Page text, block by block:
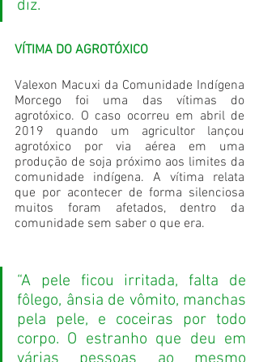
diz.
VÍTIMA DO AGROTÓXICO
Valexon Macuxi da Comunidade Indígena
Morcego foi uma das vítimas do
agrotóxico. O caso ocorreu em abril de
2019 quando um agricultor lançou
agrotóxico por via aérea em uma
produção de soja próximo aos limites da
comunidade indígena. A vítima relata
que por acontecer de forma silenciosa
muitos foram afetados, dentro da
comunidade sem saber o que era.
“A pele ficou irritada, falta de
fôlego, ânsia de vômito, manchas
pela pele, e coceiras por todo
corpo. O estranho que deu em